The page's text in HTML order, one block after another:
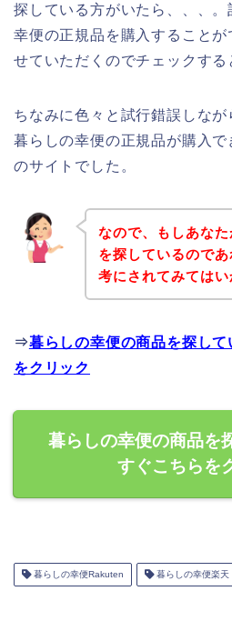
探している方がいたら、、、
幸便の正規品を購入することが
せていただくのでチェックする
ちなみに色々と試行錯誤しな
暮らしの幸便の正規品が購入
のサイトでした。
なので、もしあな
を探しているので
考にされてみては
⇒暮らしの幸便の商品を探し
をクリック
暮らしの幸便の商品を
すぐこちらを
暮らしの幸便Rakuten 暮らしの幸便楽天